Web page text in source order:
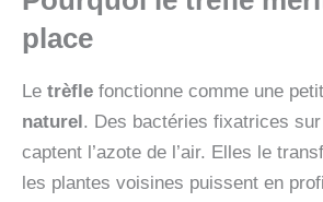
place
Le trèfle fonctionne comme une
naturel . Des bactéries fixatrices
captent l’azote de l’air. Elles le
les plantes voisines puissent en